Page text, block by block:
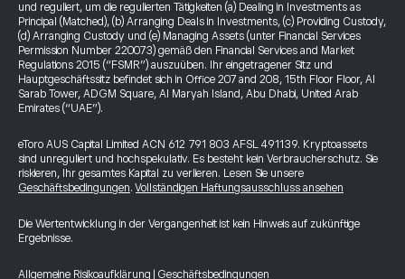
und reguliert, um die regulierten Tätigkeiten (a) Dealing in Investments as
Principal (Matched), (b) Arranging Deals in Investments, (c) Providing Custody,
(d) Arranging Custody und (e) Managing Assets (unter Financial Services
Permission Number 220073) gemäß den Financial Services and Market
Regulations 2015 (“FSMR”) auszuüben. Ihr eingetragener Sitz und
Hauptgeschäftssitz befindet sich in Office 207 and 208, 15th Floor Floor, Al
Sarab Tower, ADGM Square, Al Maryah Island, Abu Dhabi, United Arab
Emirates (“UAE”).
eToro AUS Capital Limited ACN 612 791 803 AFSL 491139. Kryptoassets
sind unreguliert und hochspekulativ. Es besteht kein Verbraucherschutz. Sie
riskieren, Ihr gesamtes Kapital zu verlieren. Lesen Sie unsere
Geschäftsbedingungen.Vollständigen Haftungsausschluss ansehen
Die Wertentwicklung in der Vergangenheit ist kein Hinweis auf zukünftige
Ergebnisse.
Allgemeine Risikoaufklärung Geschäftsbedingungen